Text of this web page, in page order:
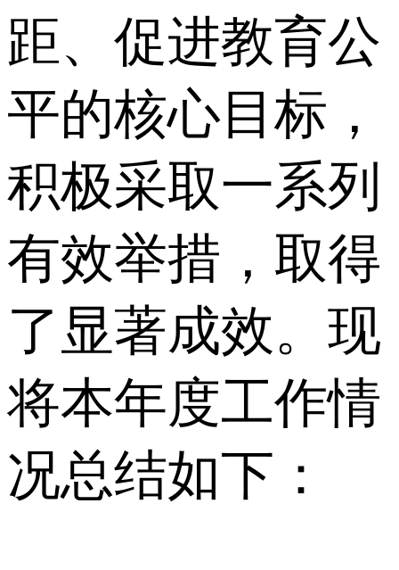
距、促进教育公
平的核心目标，
积极采取一系列
有效举措，取得
了显著成效。现
将本年度工作情
况总结如下：